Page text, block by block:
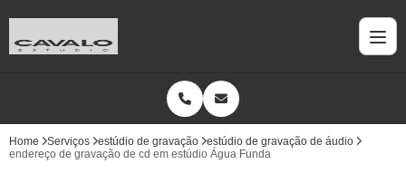
Home Serviços estúdio de gravação
estúdio de gravação de áudio
endereço de gravação de cd em estúdio Água Funda